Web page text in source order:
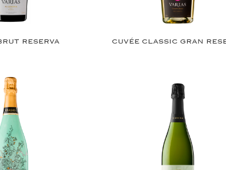
RESERVA CUVÉE CLASSIC GRAN